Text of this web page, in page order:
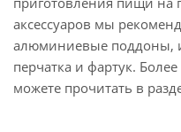
аксессуаров мы
алюминиевые поддоны,
перчатка и фартук.
можете прочитать в